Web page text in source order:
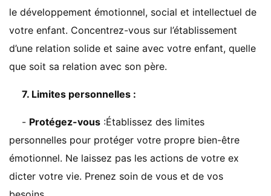
le développement émotionnel, social et intellectuel de
votre enfant. Concentrez-vous sur l’établissement
d’une relation solide et saine avec votre enfant, quelle
que soit sa relation avec son père.
7. Limites personnelles :
- Protégez-vous :Établissez des limites
personnelles pour protéger votre propre bien-être
émotionnel. Ne laissez pas les actions de votre ex
dicter votre vie. Prenez soin de vous et de vos